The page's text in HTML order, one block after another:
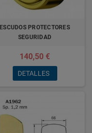
ESCUDOS PROTECTORES
SEGURIDAD
140,50 €
DETALLES